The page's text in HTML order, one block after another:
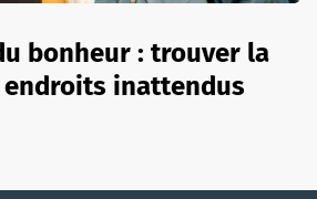
bonheur : trouver la
endroits inattendus